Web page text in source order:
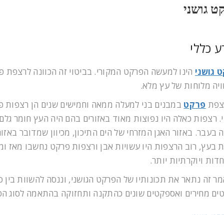
גושני
כללי
גושני הינו למעשה הפרקט המקורי. בביטוי זה הכוונה לרצפת
מלוחות של עץ מלא.
פרקט במבנים בני למעלה ממאה וחמישים שנים הן רצפות
רצפות כאלה היו נפוצות מאוד באזורים בהם היה העץ חומר גלם
בעבר. באזור האגן המזרחי של הים התיכון, מכיוון שמדובר
בעץ, רוב הרצפות היו עשויות אבן ורצפות פרקט נחשבו מאז
ויוקרתיות יותר.
זה נתאר את תכונותיו של הפרקט הגושני, וננסה להשוות בין
מחירים ואספקטים שונים כהתקנה ותחזוקה בהתאמה לסוג